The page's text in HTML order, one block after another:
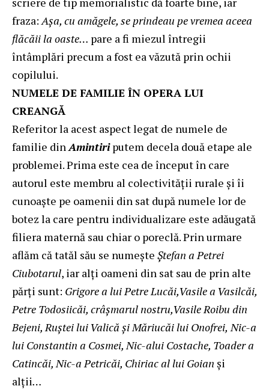
fraza: Aşa, cu amăgele, se prindeau pe vremea aceea
flăcăii la oaste… pare a fi miezul întregii
întâmplări precum a fost ea văzută prin ochii
copilului.
NUMELE DE FAMILIE ÎN OPERA LUI
CREANGĂ
Referitor la acest aspect legat de numele de
familie din Amintiriputem decela două etape ale
problemei. Prima este cea de început în care
autorul este membru al colectivității rurale și îi
cunoaște pe oamenii din sat după numele lor de
botez la care pentru individualizare este adăugată
filiera maternă sau chiar o poreclă. Prin urmare
aflăm că tatăl său se numește Ștefan a Petrei
Ciubotarul, iar alți oameni din sat sau de prin alte
părți sunt: Grigore a lui Petre Lucăi,Vasile a Vasilcăi,
Petre Todosiicăi, crâşmarul nostru,Vasile Roibu din
Bejeni, Ruştei lui Valică şi Măriucăi lui Onofrei, Nic-a
lui Constantin a Cosmei, Nic-alui Costache, Toader a
Catincăi, Nic-a Petricăi, Chiriac al lui Goian și
alții…